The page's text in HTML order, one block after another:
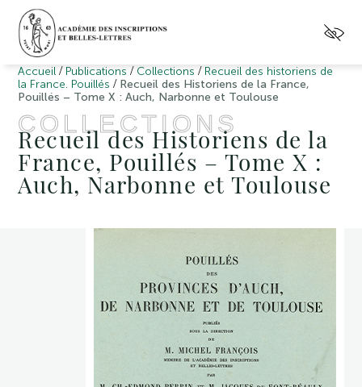
Accueil / Publications / Collections / Recueil des historiens de
la France. Pouillés / Recueil des Historiens de la France,
Pouillés – Tome X : Auch, Narbonne et Toulouse
COLLECTIONS
Recueil des Historiens de la
France, Pouillés – Tome X :
Auch, Narbonne et Toulouse